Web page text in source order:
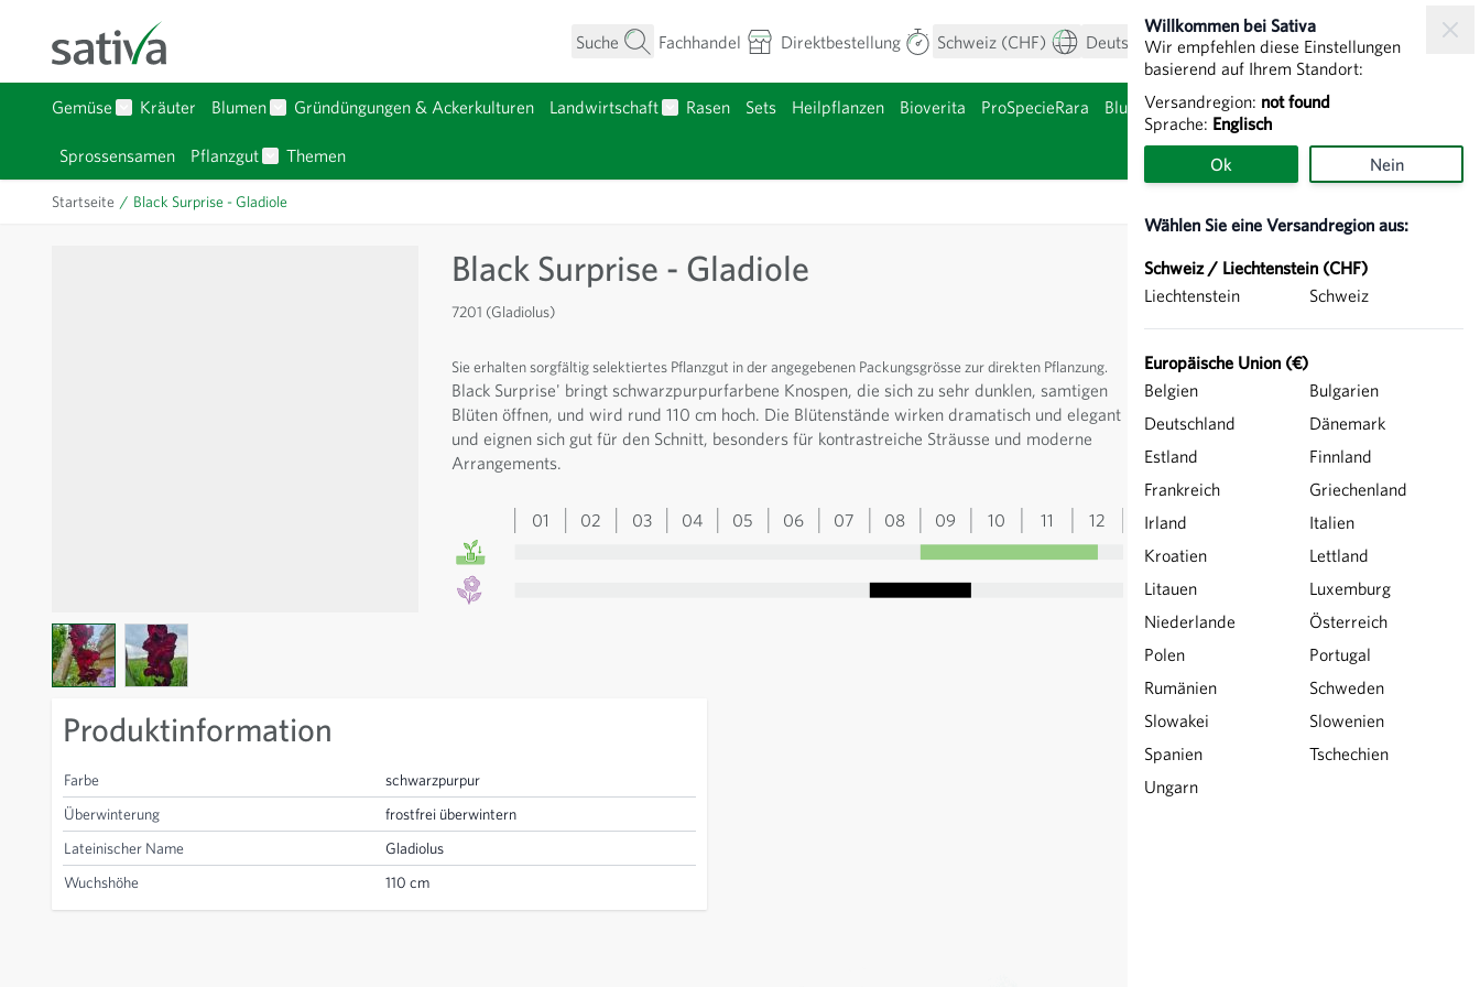
Suche
Fachhandel Direktbestellung Schweiz (CHF) Deutsch Mein Konto Warenkorb
Gemüse
Kräuter
Blumen
Gründüngungen & Ackerkulturen
Landwirtschaft
Rasen Sets Heilpflanzen Bioverita ProSpecieRara
Blumenzwiebeln & Knollen
Sprossensamen
Pflanzgut
Themen
Willkommen bei Sativa
Wir empfehlen diese Einstellungen
basierend auf Ihrem Standort:
Versandregion: not found
Sprache: Englisch
Ok Nein
Wählen Sie eine Versandregion aus:
Schweiz / Liechtenstein (CHF)
Liechtenstein
Schweiz
Europäische Union (€)
Belgien
Bulgarien
Deutschland
Dänemark
Estland
Finnland
Frankreich
Griechenland
Irland
Italien
Kroatien
Lettland
Litauen
Luxemburg
Niederlande
Österreich
Polen
Portugal
Rumänien
Schweden
Slowakei
Slowenien
Spanien
Tschechien
Ungarn
Startseite / Black Surprise - Gladiole
Black Surprise - Gladiole
7201 (Gladiolus)
Sie erhalten sorgfältig selektiertes Pflanzgut in der angegebenen Packungsgrösse zur direkten Pflanzung.
Black Surprise' bringt schwarzpurpurfarbene Knospen, die sich zu sehr dunklen, samtigen
Blüten öffnen, und wird rund 110 cm hoch. Die Blütenstände wirken dramatisch und elegant
und eignen sich gut für den Schnitt, besonders für kontrastreiche Sträusse und moderne
Arrangements.
01 02 03 04 05 06 07 08 09 10 11 12 13
View larger imageView larger image
Produktinformation
Farbe
schwarzpurpur
Überwinterung
frostfrei überwintern
Lateinischer Name
Gladiolus
Wuchshöhe
110 cm